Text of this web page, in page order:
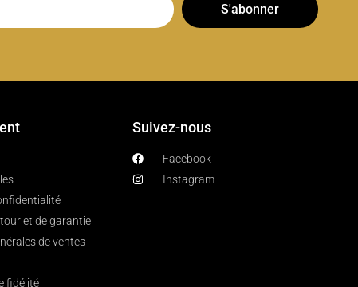
S'abonner
et de garantie
de ventes
fidélité
Suivez-nous
Facebook
Instagram